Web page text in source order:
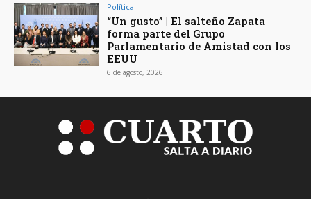
Política
“Un gusto” | El salteño Zapata
forma parte del Grupo
Parlamentario de Amistad con los
EEUU
6 de agosto, 2026